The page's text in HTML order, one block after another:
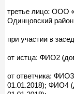
третье лицо: ООО
Одинцовский
при участии в
от истца: ФИО2
от ответчика:
01.01.2018); ФИО4